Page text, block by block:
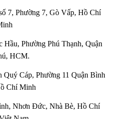
7, Phường 7, Gò Vấp, Hồ Chí
Hầu, Phường Phú Thạnh, Quận
HCM.
Cáp, Phường 11 Quận Bình
Chí Minh
Nhơn Đức, Nhà Bè, Hồ Chí